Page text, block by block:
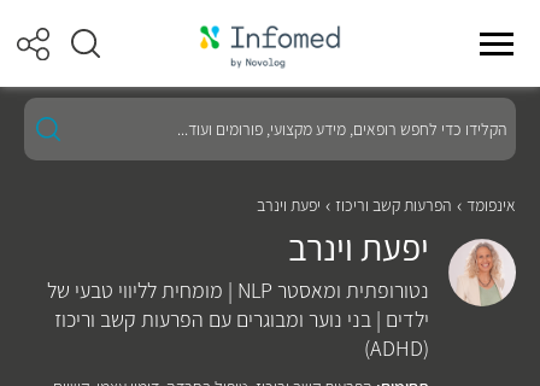
הקלידו
כדי
לחפש
מקצועי,
פורומים
ועוד...
אינפומד הפרעות קשב וריכוז יפעת וינרב
יפעת וינרב
נטורופתית ומאסטר NLP | מומחית לליווי טבעי של
ילדים | בני נוער ומבוגרים עם הפרעות קשב וריכוז
(ADHD)